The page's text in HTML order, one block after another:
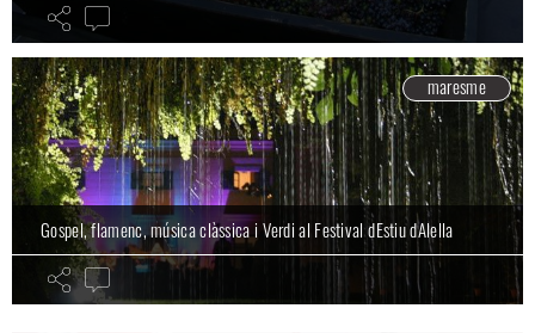
maresme
Gospel, flamenc, música clàssica i Verdi al Festival dEstiu dAlella
La multinacional SITmobile rep el Premi Barcelona Capital
Emprenedora